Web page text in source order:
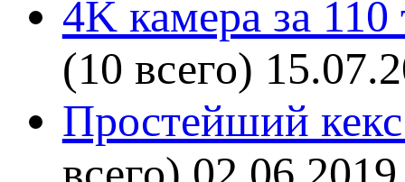
4K камера за
(10 всего)
Простейший кекс